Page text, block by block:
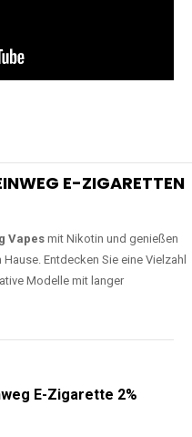
E-ZIGARETTEN
Vapes mit Nikotin und genießen
Entdecken Sie eine Vielzahl
Modelle mit langer
E-Zigarette 2%